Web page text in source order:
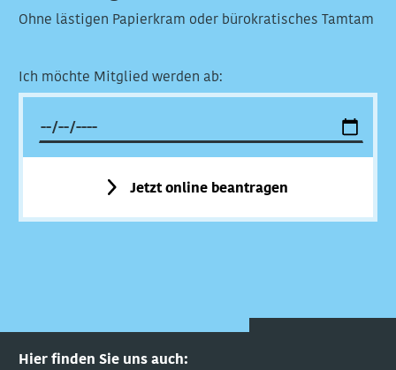
Ohne lästigen Papierkram oder bürokratisches Tamtam
Ich möchte Mitglied werden ab:
Jetzt online beantragen
Hier finden Sie uns auch: